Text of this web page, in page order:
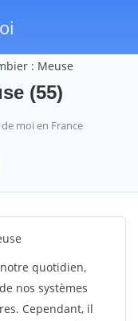
: Meuse
(55)
moi en France
quotidien,
nos systèmes
Cependant, il